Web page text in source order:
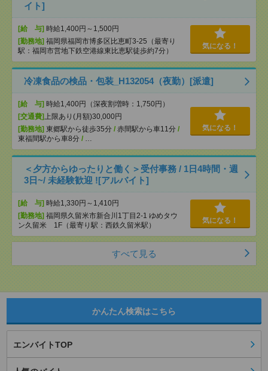
イト]
[給 与] 時給1,400円～1,500円
[勤務地] 福岡県福岡市博多区比恵町3-25（最寄り
駅：福岡市営地下鉄空港線東比恵駅徒歩約7分）
気になる！
冷凍食品の検品・包装_H132054（夜勤）[派遣]
[給 与] 時給1,400円（深夜割増時：1,750円）
[交通費] 上限あり(月額)30,000円
[勤務地] 東郷駅から徒歩35分 / 赤間駅から車11分 /
東福間駅から車8分 / …
気になる！
＜夕方からゆったりと働く＞受付事務 / 1日4時間・週
3日~/ 未経験歓迎 ![アルバイト]
[給 与] 時給1,330円～1,410円
[勤務地] 福岡県久留米市新合川1丁目2-1 ゆめタウ
ン久留米 1F（最寄り駅：西鉄久留米駅）
気になる！
すべて見る
かんたん検索はこちら
エンバイトTOP